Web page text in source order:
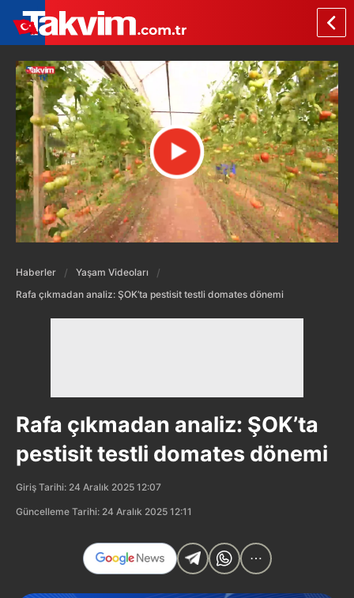
Haberler
Yaşam Videoları
Rafa çıkmadan analiz: ŞOK’ta pestisit testli domates dönemi
Rafa çıkmadan analiz: ŞOK’ta
pestisit testli domates dönemi
Giriş Tarihi: 24 Aralık 2025 12:07
Güncelleme Tarihi: 24 Aralık 2025 12:11